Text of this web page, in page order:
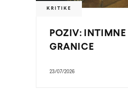
KRITIKE
POZIV: INTIMNE
GRANICE
23/07/2026